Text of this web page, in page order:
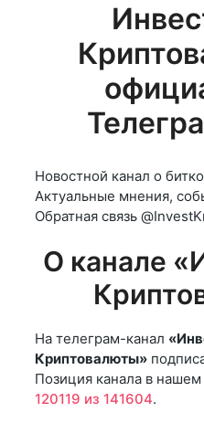
Новостной канал о
Актуальные мнения,
Обратная связь
О канале
На телеграм-канал
Криптовалюты»
Позиция канала в
120119 из 141604.